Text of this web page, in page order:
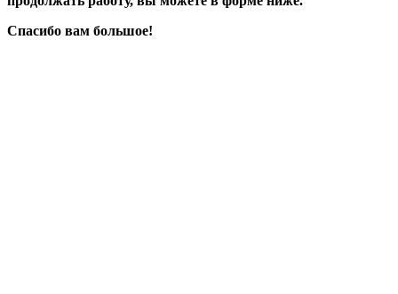
Спасибо вам большое!